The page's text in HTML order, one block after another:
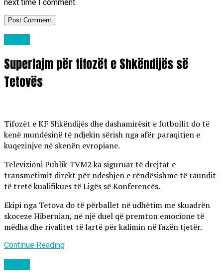
next time I comment.
Superlajm për tifozët e Shkëndijës së
Tetovës
Tifozët e KF Shkëndijës dhe dashamirësit e futbollit do të
kenë mundësinë të ndjekin sërish nga afër paraqitjen e
kuqezinjve në skenën evropiane.
Televizioni Publik TVM2 ka siguruar të drejtat e
transmetimit direkt për ndeshjen e rëndësishme të raundit
të tretë kualifikues të Ligës së Konferencës.
Ekipi nga Tetova do të përballet në udhëtim me skuadrën
skoceze Hibernian, në një duel që premton emocione të
mëdha dhe rivalitet të lartë për kalimin në fazën tjetër.
Continue Reading